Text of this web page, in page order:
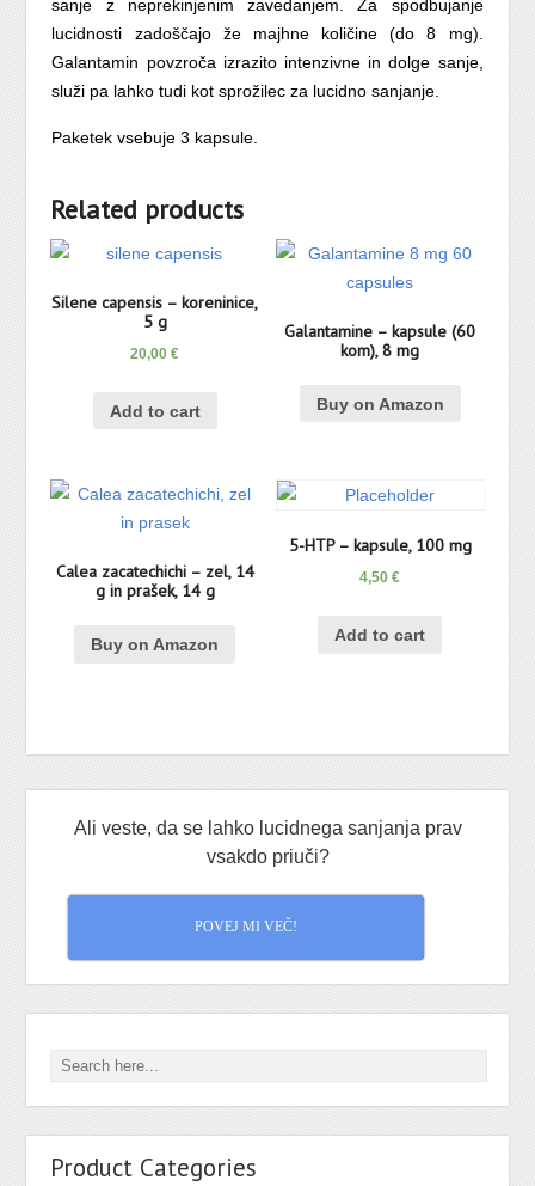
sanje z neprekinjenim zavedanjem. Za spodbujanje
lucidnosti zadoščajo že majhne količine (do 8 mg).
Galantamin povzroča izrazito intenzivne in dolge sanje,
služi pa lahko tudi kot sprožilec za lucidno sanjanje.
Paketek vsebuje 3 kapsule.
Related products
Silene capensis – koreninice,
5 g
20,00€
Add to cart
Galantamine – kapsule (60
kom), 8 mg
Buy on Amazon
Calea zacatechichi – zel, 14
g in prašek, 14 g
Buy on Amazon
5-HTP – kapsule, 100 mg
4,50€
Add to cart
Ali veste, da se lahko lucidnega sanjanja prav
vsakdo priuči?
POVEJ MI VEČ!
Product Categories